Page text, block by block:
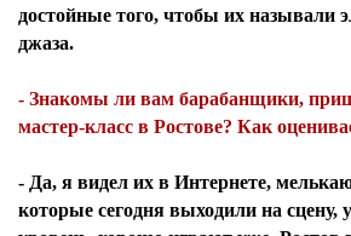
достойные того, чтобы их называли
джаза.
- Знакомы ли вам барабанщики,
мастер-класс в Ростове? Как
- Да, я видел их в Интернете,
которые сегодня выходили на сцену,